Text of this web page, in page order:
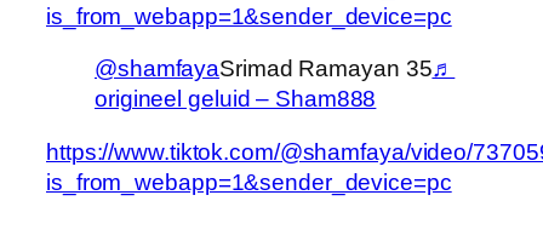
is_from_webapp=1&sender_device=pc
@shamfayaSrimad Ramayan 35♬
origineel geluid – Sham888
https://www.tiktok.com/@shamfaya/video/
is_from_webapp=1&sender_device=pc